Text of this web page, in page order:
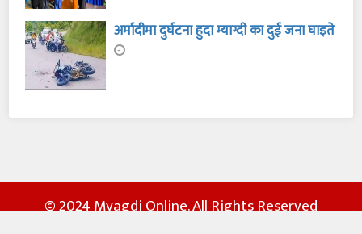
अर्मादीमा दुर्घटना हुदा म्याग्दी का दुई जना घाइते
© 2024 Myagdi Online. All Rights Reserved